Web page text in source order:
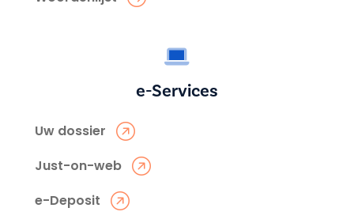
e-Services
Uw dossier
Just-on-web
e-Deposit